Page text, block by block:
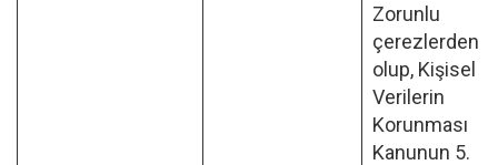
Zorunlu
çerezlerden
olup, Kişisel
Verilerin
Korunması
Kanunun 5.